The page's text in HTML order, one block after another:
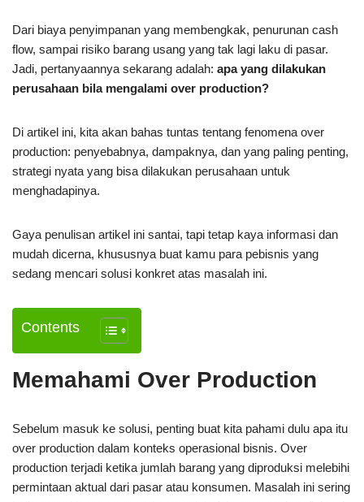
Dari biaya penyimpanan yang membengkak, penurunan cash
flow, sampai risiko barang usang yang tak lagi laku di pasar.
Jadi, pertanyaannya sekarang adalah: apa yang dilakukan
perusahaan bila mengalami over production?
Di artikel ini, kita akan bahas tuntas tentang fenomena over
production: penyebabnya, dampaknya, dan yang paling penting,
strategi nyata yang bisa dilakukan perusahaan untuk
menghadapinya.
Gaya penulisan artikel ini santai, tapi tetap kaya informasi dan
mudah dicerna, khususnya buat kamu para pebisnis yang
sedang mencari solusi konkret atas masalah ini.
Contents
Memahami Over Production
Sebelum masuk ke solusi, penting buat kita pahami dulu apa itu
over production dalam konteks operasional bisnis. Over
production terjadi ketika jumlah barang yang diproduksi melebihi
permintaan aktual dari pasar atau konsumen. Masalah ini sering